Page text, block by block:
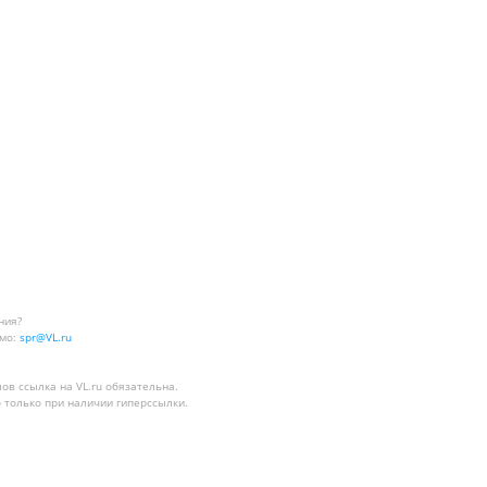
spr@VL.ru
ссылка на VL.ru обязательна.
при наличии гиперссылки.